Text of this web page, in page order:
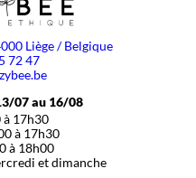
Liège / Belgique
72 47
07 au 16/08
à 17h30
à 17h30
à 18h00
et dimanche